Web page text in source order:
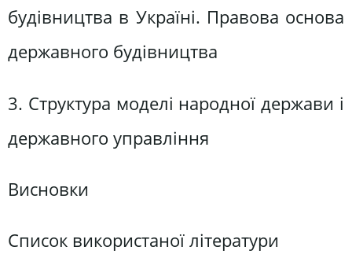
будівництва в Україні. Правова основа
державного будівництва
3. Структура моделі народної держави і
державного управління
Висновки
Список використаної літератури